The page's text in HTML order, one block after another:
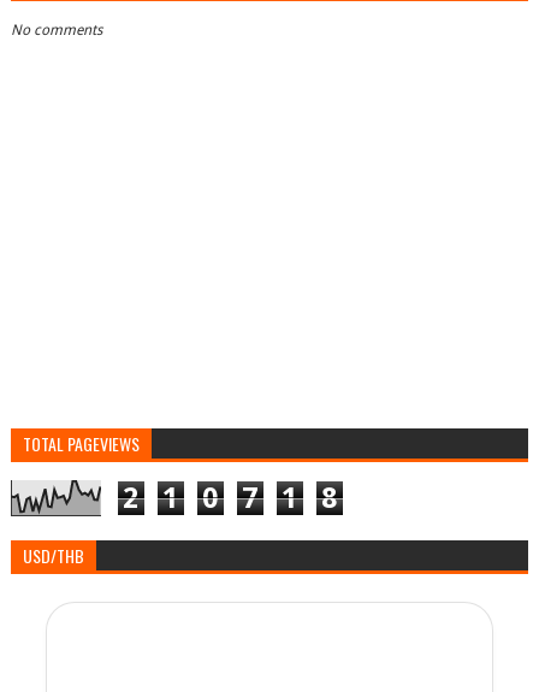
No comments
TOTAL PAGEVIEWS
2 1 0 7 1 8
USD/THB